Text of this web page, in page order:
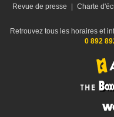
Revue de presse
Charte
Retrouvez tous les horaires et
0 892